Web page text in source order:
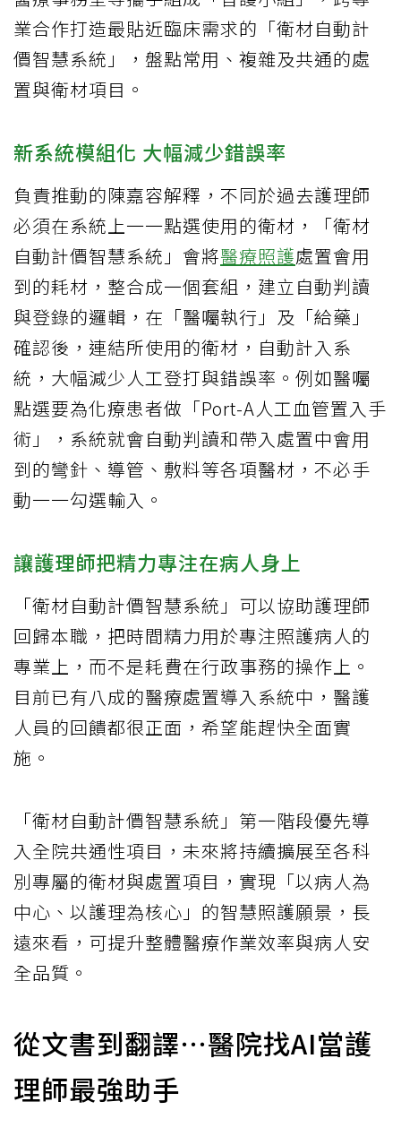
業合作打造最貼近臨床需求的「衛材自動計
價智慧系統」，盤點常用、複雜及共通的處
置與衛材項目。
新系統模組化 大幅減少錯誤率
負責推動的陳嘉容解釋，不同於過去護理師
必須在系統上一一點選使用的衛材，「衛材
自動計價智慧系統」會將醫療照護處置會用
到的耗材，整合成一個套組，建立自動判讀
與登錄的邏輯，在「醫囑執行」及「給藥」
確認後，連結所使用的衛材，自動計入系
統，大幅減少人工登打與錯誤率。例如醫囑
點選要為化療患者做「Port-A人工血管置入手
術」，系統就會自動判讀和帶入處置中會用
到的彎針、導管、敷料等各項醫材，不必手
動一一勾選輸入。
讓護理師把精力專注在病人身上
「衛材自動計價智慧系統」可以協助護理師
回歸本職，把時間精力用於專注照護病人的
專業上，而不是耗費在行政事務的操作上。
目前已有八成的醫療處置導入系統中，醫護
人員的回饋都很正面，希望能趕快全面實
施。
「衛材自動計價智慧系統」第一階段優先導
入全院共通性項目，未來將持續擴展至各科
別專屬的衛材與處置項目，實現「以病人為
中心、以護理為核心」的智慧照護願景，長
遠來看，可提升整體醫療作業效率與病人安
全品質。
從文書到翻譯⋯醫院找AI當護
理師最強助手